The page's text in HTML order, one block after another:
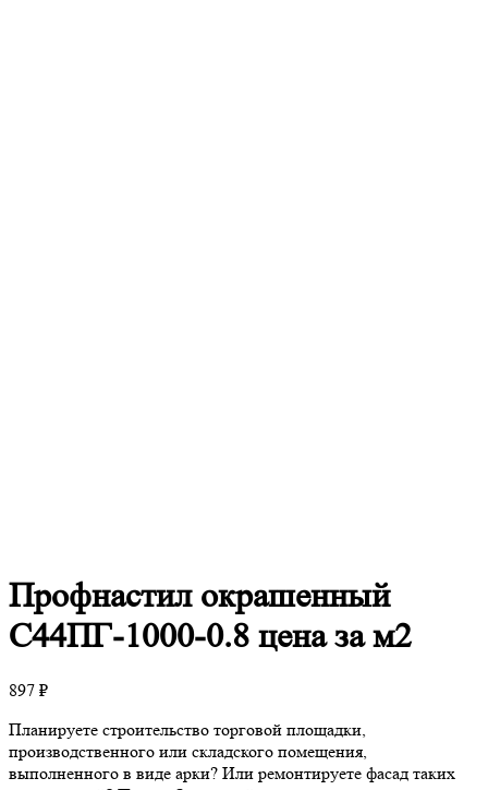
Профнастилокрашенный
С44ПГ-1000-0.8 цена за м2
897 ₽
Планируете строительство торговой площадки,
производственного или складского помещения,
выполненного в виде арки? Или ремонтируете фасад таких